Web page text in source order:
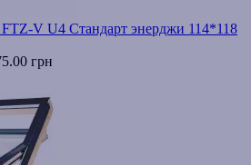
V U4 Стандарт энерджи 114*118
грн